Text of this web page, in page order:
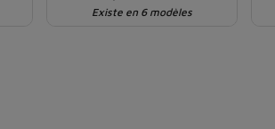
Existe en 6 modèles